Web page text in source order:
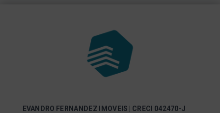
EVANDRO FERNANDEZ IMOVEIS | CRECI 042470-J